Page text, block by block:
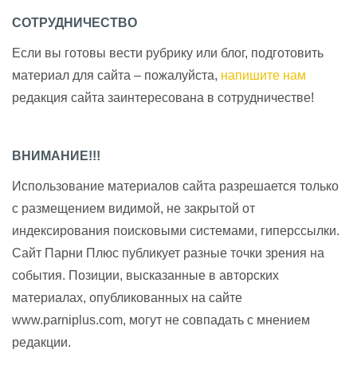
СОТРУДНИЧЕСТВО
Если вы готовы вести рубрику или блог, подготовить
материал для сайта – пожалуйста, напишите нам
редакция сайта заинтересована в сотрудничестве!
ВНИМАНИЕ!!!
Использование материалов сайта разрешается только
с размещением видимой, не закрытой от
индексирования поисковыми системами, гиперссылки.
Сайт Парни Плюс публикует разные точки зрения на
события. Позиции, высказанные в авторских
материалах, опубликованных на сайте
www.parniplus.com, могут не совпадать с мнением
редакции.